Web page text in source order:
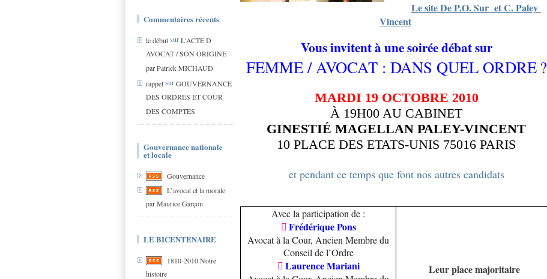
Commentaires récents
le débutsurL'ACTE D
AVOCAT / SON ORIGINE
par Patrick MICHAUD
rappelsurGOUVERNANCE
DES ORDRES ET COUR
DES COMPTES
Gouvernance nationale
et locale
Gouvernance
L’avocat et la morale
par Maurice Garçon
LE BICENTENAIRE
1810-2010 Notre
histoire
Le site De P.O. Sur et C. Paley
Vincent
Vous invitent à une soirée débat sur
FEMME / AVOCAT : DANS QUEL ORDRE?
MARDI 19 OCTOBRE 2010
À 19H00 AU CABINET
GINESTIÉ MAGELLAN PALEY-VINCENT
10 PLACE DES ETATS-UNIS 75016 PARIS
et pendant ce temps que font nos autres candidats
Avec la participation de :
 Frédérique Pons
Avocat à la Cour, Ancien Membre du
Conseil de l’Ordre
 Laurence Mariani
Leur place majoritaire